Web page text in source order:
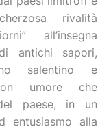
rivalità
all’insegna
antichi sapori,
salentino e
umore che
paese, in un
entusiasmo alla